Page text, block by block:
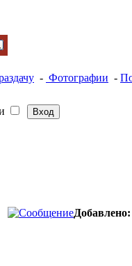
- Фотографии -
Добавлено: